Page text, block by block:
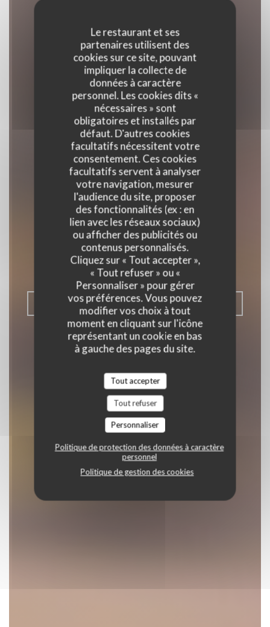
Le restaurant et ses
partenaires utilisent des
cookies sur ce site, pouvant
impliquer la collecte de
données à caractère
personnel. Les cookies dits «
nécessaires » sont
obligatoires et installés par
défaut. D'autres cookies
facultatifs nécessitent votre
consentement. Ces cookies
facultatifs servent à analyser
votre navigation, mesurer
l'audience du site, proposer
des fonctionnalités (ex : en
lien avec les réseaux sociaux)
ou afficher des publicités ou
contenus personnalisés.
Cliquez sur « Tout accepter »,
« Tout refuser » ou «
Personnaliser » pour gérer
vos préférences. Vous pouvez
modifier vos choix à tout
moment en cliquant sur l'icône
représentant un cookie en bas
à gauche des pages du site.
Tout accepter
Tout refuser
Personnaliser
Politique de protection des données à caractère
personnel
Politique de gestion des cookies
Au Joyeux Retour
des Pêcheurs
RESTAURANT TRADITIONNEL
ZUYDCOOTE
RÉSERVER